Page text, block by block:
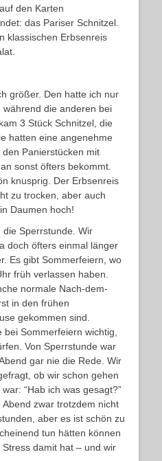
den Karten
das Pariser Schnitzel.
klassischen Erbsenreis
größer. Den hatte ich nur
die anderen bei
3 Stück Schnitzel, die
hatten eine angenehme
Panierstücken mit
sonst öfters bekommt.
knusprig. Der Erbsenreis
zu trocken, aber auch
Daumen hoch!
die Sperrstunde. Wir
doch öfters einmal länger
Es gibt Sommerfeiern, wo
früh verlassen haben.
normale Nach-dem-
in den frühen
gekommen sind.
Sommerfeiern wichtig,
Von Sperrstunde war
gar nie die Rede. Wir
ob wir schon gehen
“Hab ich was gesagt?”
zwar trotzdem nicht
aber es ist schön zu
tun hätten können
damit hat – und wir